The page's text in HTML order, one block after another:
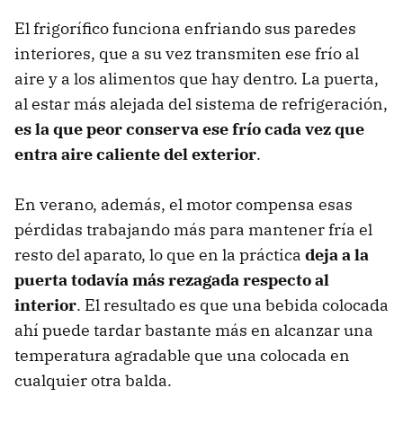
El frigorífico funciona enfriando sus paredes
interiores, que a su vez transmiten ese frío al
aire y a los alimentos que hay dentro. La puerta,
al estar más alejada del sistema de refrigeración,
es la que peor conserva ese frío cada vez que
entra aire caliente del exterior.
En verano, además, el motor compensa esas
pérdidas trabajando más para mantener fría el
resto del aparato, lo que en la práctica deja a la
puerta todavía más rezagada respecto al
interior. El resultado es que una bebida colocada
ahí puede tardar bastante más en alcanzar una
temperatura agradable que una colocada en
cualquier otra balda.